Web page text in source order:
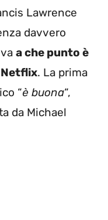
Lawrence
davvero
a che punto è
Netflix. La prima
“è buona“,
da Michael